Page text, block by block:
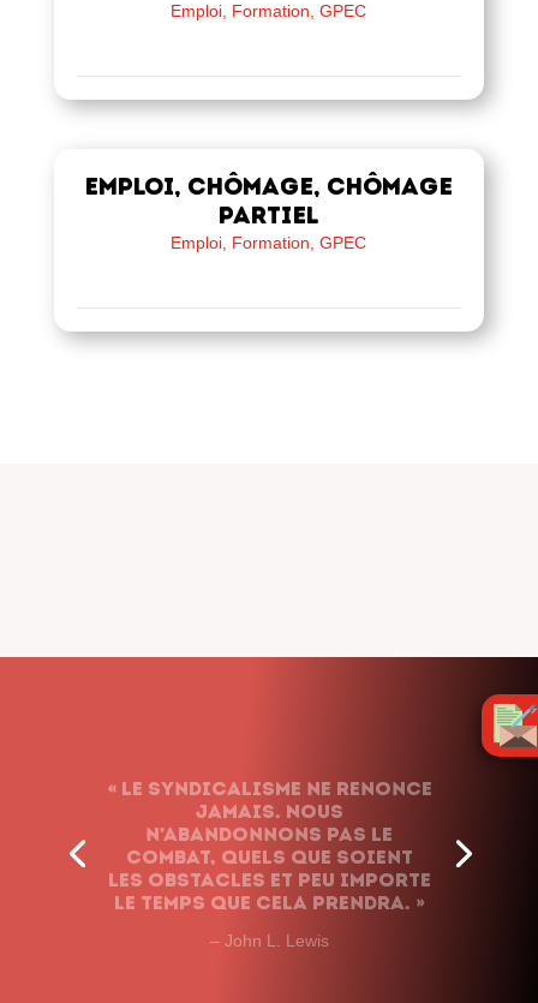
Emploi, Formation, GPEC
Emploi, chômage, chômage
partiel
Emploi, Formation, GPEC
jamais. Nous
n’abandonnons pas le
combat, quels que soient
les obstacles et peu importe
le temps que cela prendra. »